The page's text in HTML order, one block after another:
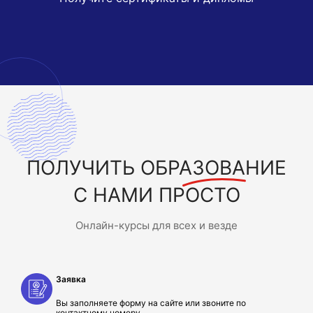
ПОЛУЧИТЬ ОБРАЗОВАНИЕ
С НАМИ ПРОСТО
Онлайн-курсы для всех и везде
Заявка
Вы заполняете форму на сайте или звоните по